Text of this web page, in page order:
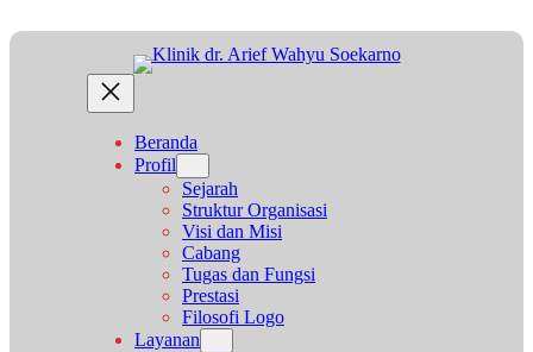
ke
Beranda
Profil
Sejarah
Struktur Organisasi
Visi dan Misi
Cabang
Tugas dan Fungsi
Prestasi
Filosofi Logo
Layanan